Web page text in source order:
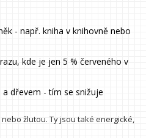
- např. kniha v knihovně nebo
kde je jen 5 % červeného v
dřevem - tím se snižuje
žlutou. Ty jsou také energické,